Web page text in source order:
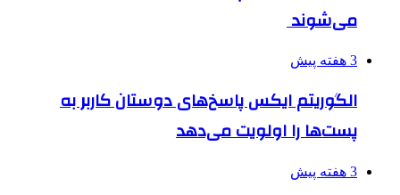
می‌شوند
3 هفته پیش
الگوریتم ایکس پاسخ‌های دوستان کاربر به
پست‌ها را اولویت می‌دهد
3 هفته پیش